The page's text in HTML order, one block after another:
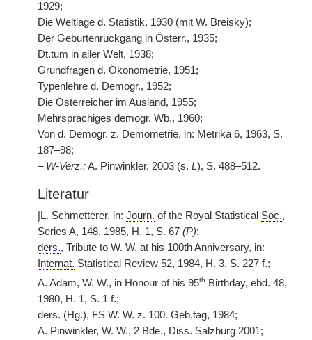
1929;
Die Weltlage d. Statistik, 1930 (mit W. Breisky);
Der Geburtenrückgang in Österr., 1935;
Dt.tum in aller Welt, 1938;
Grundfragen d. Ökonometrie, 1951;
Typenlehre d. Demogr., 1952;
Die Österreicher im Ausland, 1955;
Mehrsprachiges demogr. Wb., 1960;
Von d. Demogr. z. Demometrie, in: Metrika 6, 1963, S.
187–98;
– W-Verz.:A. Pinwinkler, 2003 (s. L), S. 488–512.
Literatur
L. Schmetterer, in: Journ. of the Royal Statistical Soc.,
Series A, 148, 1985, H. 1, S. 67 (P);
ders., Tribute to W. W. at his 100th Anniversary, in:
Internat. Statistical Review 52, 1984, H. 3, S. 227 f.;
A. Adam, W. W., in Honour of his 95th Birthday, ebd. 48,
1980, H. 1, S. 1 f.;
ders. (Hg.), FS W. W. z. 100. Geb.tag, 1984;
A. Pinwinkler, W. W., 2 Bde., Diss. Salzburg 2001;